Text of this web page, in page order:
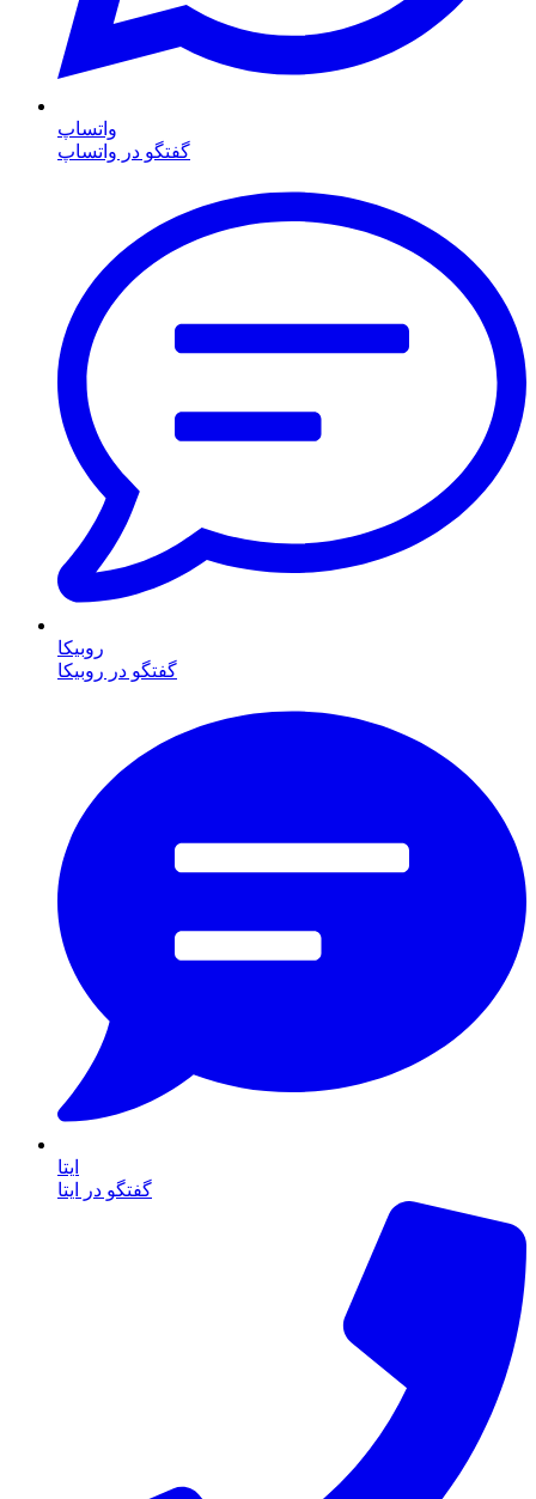
واتساپ
گفتگو در واتساپ
روبیکا
گفتگو در روبیکا
ایتا
گفتگو در ایتا